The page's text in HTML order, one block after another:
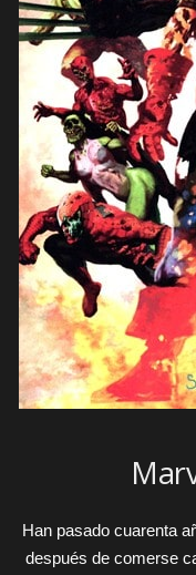
Han pasado cuarenta
después de comerse